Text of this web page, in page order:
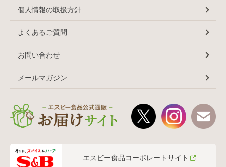
個人情報の取扱方針
よくあるご質問
お問い合わせ
メールマガジン
エスビー食品コーポレートサイト